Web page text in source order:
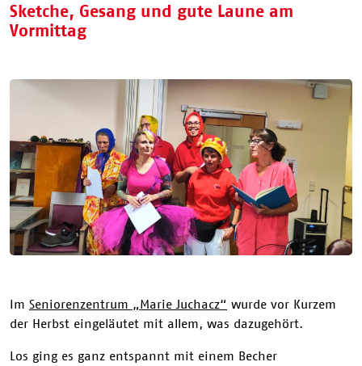
Sketche, Gesang und gute Laune am
Vormittag
Im Seniorenzentrum „Marie Juchacz“ wurde vor Kurzem
der Herbst eingeläutet mit allem, was dazugehört.
Los ging es ganz entspannt mit einem Becher